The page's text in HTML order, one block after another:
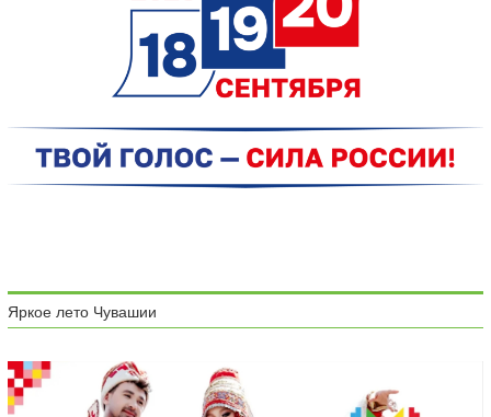
Яркое лето Чувашии